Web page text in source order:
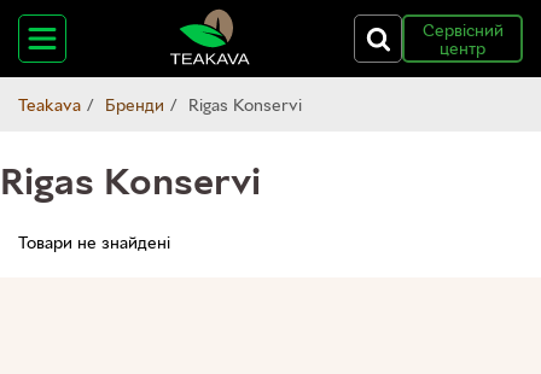
Сервісний
центр
Teakava Бренди Rigas Konservi
Rigas Konservi
Товари не знайдені